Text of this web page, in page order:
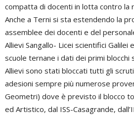
compatta di docenti in lotta contro la
Anche a Terni si sta estendendo la
assemblee dei docenti e del
Allievi Sangallo- Licei scientifici Galilei
scuole ternane i dati dei primi blocchi
Allievi sono stati bloccati tutti gli
adesioni sempre più numerose
Geometri) dove è previsto il blocco
ed Artistico, dal ISS-Casagrande,